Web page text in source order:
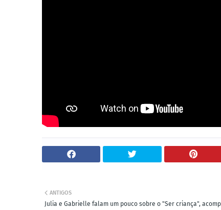
ANTIGOS
Julia e Gabrielle falam um pouco sobre o "Ser criança",